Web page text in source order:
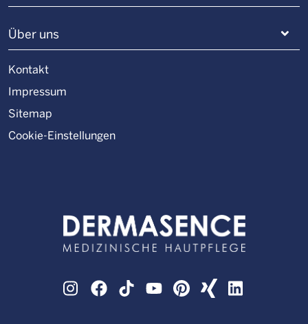
Über uns
Kontakt
Impressum
Sitemap
Cookie-Einstellungen